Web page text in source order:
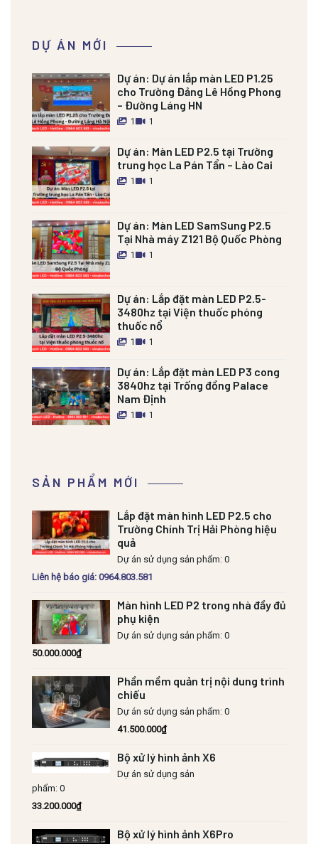
DỰ ÁN MỚI
Dự án: Dự án lắp màn LED P1.25
cho Trường Đảng Lê Hồng Phong
– Đường Láng HN
1 1
Dự án: Màn LED P2.5 tại Trường
trung học La Pán Tẩn – Lào Cai
1 1
Dự án: Màn LED SamSung P2.5
Tại Nhà máy Z121 Bộ Quốc Phòng
1 1
Dự án: Lắp đặt màn LED P2.5-
3480hz tại Viện thuốc phóng
thuốc nổ
1 1
Dự án: Lắp đặt màn LED P3 cong
3840hz tại Trống đồng Palace
Nam Định
1 1
SẢN PHẨM MỚI
Lắp đặt màn hình LED P2.5 cho
Trường Chính Trị Hải Phòng hiệu
quả
Dự án sử dụng sản phẩm: 0
Liên hệ báo giá: 0964.803.581
Màn hình LED P2 trong nhà đầy đủ
phụ kiện
Dự án sử dụng sản phẩm: 0
50.000.000₫
Phần mềm quản trị nội dung trình
chiếu
Dự án sử dụng sản phẩm: 0
41.500.000₫
Bộ xử lý hình ảnh X6
Dự án sử dụng sản
phẩm: 0
33.200.000₫
Bộ xử lý hình ảnh X6Pro